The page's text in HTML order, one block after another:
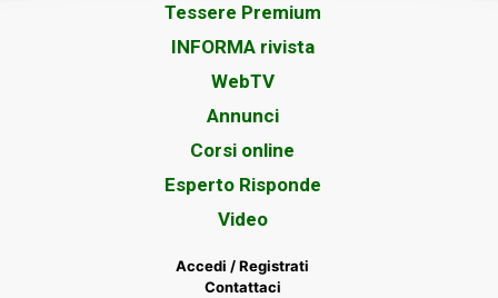
Tessere Premium
INFORMA rivista
WebTV
Annunci
Corsi online
Esperto Risponde
Video
Accedi / Registrati
Contattaci